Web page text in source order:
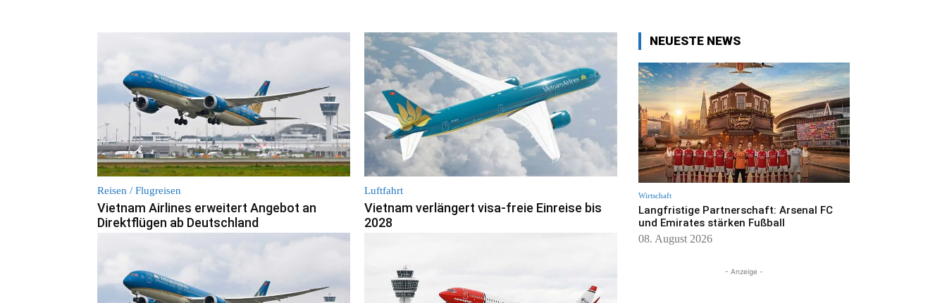
Reisen / Flugreisen
Vietnam Airlines erweitert Angebot an
Direktflügen ab Deutschland
Luftfahrt
Vietnam verlängert visa-freie Einreise bis
2028
NEUESTE NEWS
Wirtschaft
Langfristige Partnerschaft: Arsenal FC
und Emirates stärken Fußball
08. August 2026
- Anzeige -